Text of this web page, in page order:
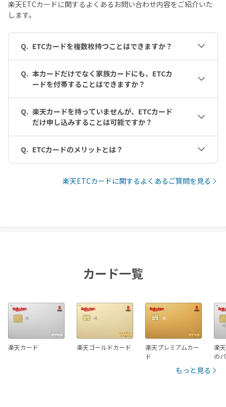
楽天ETCカードに関するよくあるお問い合わせ内容をご紹介いた
します。
Q. ETCカードを複数枚持つことはできますか？
Q. 本カードだけでなく家族カードにも、ETCカ
ードを付帯することはできますか？
Q. 楽天カードを持っていませんが、ETCカード
だけ申し込みすることは可能ですか？
Q. ETCカードのメリットとは？
楽天ETCカードに関するよくあるご質問を見る
カード一覧
楽天カード 楽天ゴールドカード
楽天プレミアムカー
ド
楽
の
もっと見る